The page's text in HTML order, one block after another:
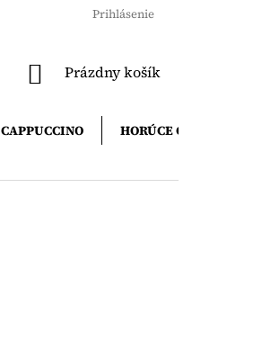
Prihlásenie
NÁKUPNÝ
Prázdny košík
CAPPUCCINO
HORÚCE ČOKOLÁDY